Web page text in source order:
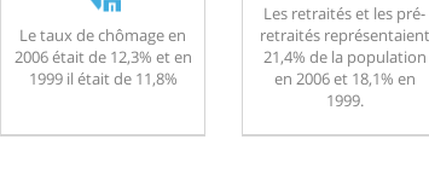
Le taux de chômage en
2006 était de 12,3% et en
1999 il était de 11,8%
Les retraités et les pré-
retraités représentaient
21,4% de la population
en 2006 et 18,1% en
1999.